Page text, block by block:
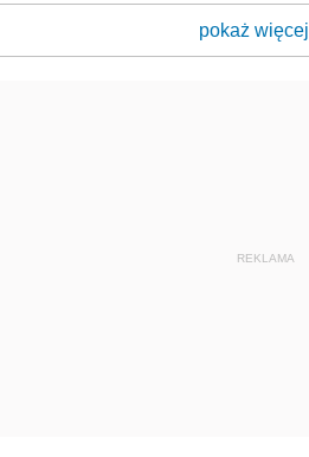
pokaż więcej
REKLAMA